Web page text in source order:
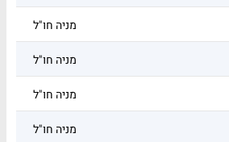
מניה חו"ל
מניה חו"ל
מניה חו"ל
מניה חו"ל